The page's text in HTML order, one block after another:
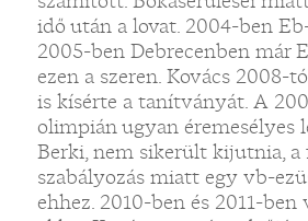
idő után a lovat. 2004-ben
2005-ben Debrecenben már
ezen a szeren. Kovács
is kísérte a tanítványát. A
olimpián ugyan éremesélyes
Berki, nem sikerült kijutnia, a
szabályozás miatt egy vb-
ehhez. 2010-ben és 2011-